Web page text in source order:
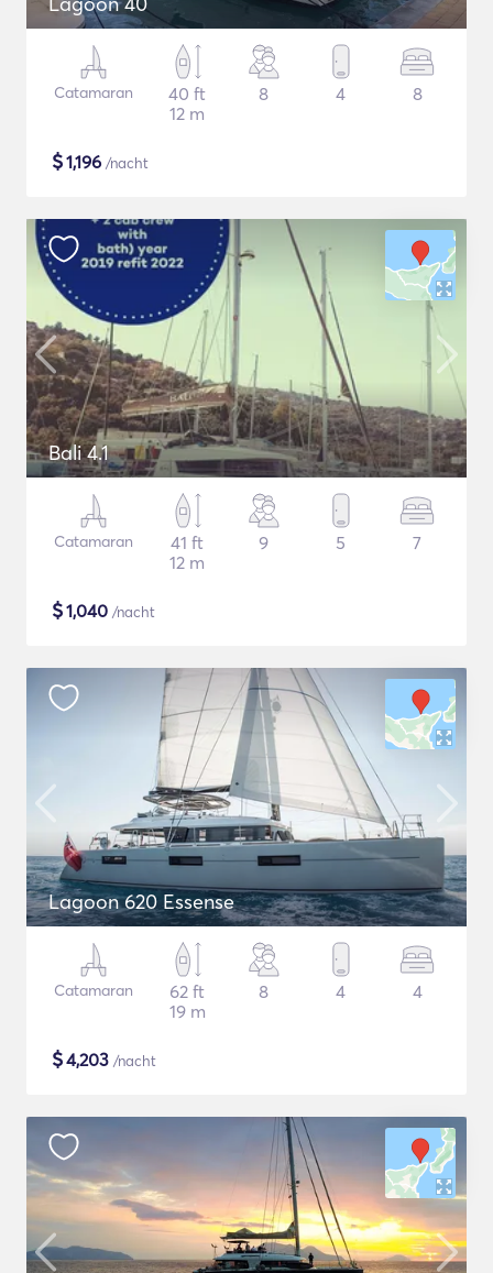
Catamaran
40 ft
12 m
8 4 8
$1,196 /nacht
Bali 4.1
Catamaran
41 ft
12 m
9 5 7
$1,040 /nacht
Lagoon 620 Essense
Catamaran
62 ft
19 m
8 4 4
$4,203 /nacht